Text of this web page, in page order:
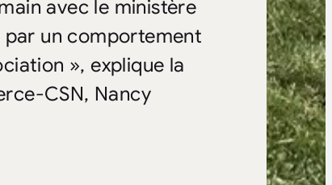
avec le ministère
un comportement
», explique la
CSN, Nancy